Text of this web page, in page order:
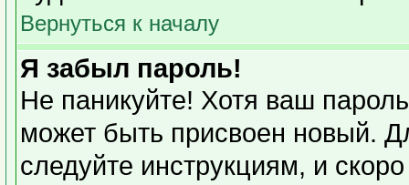
Вернуться к началу
Я забыл пароль!
Не паникуйте! Хотя ваш
может быть присвоен новый.
следуйте инструкциям, и